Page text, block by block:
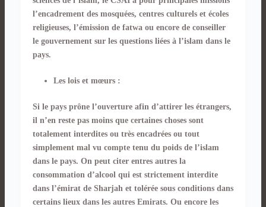
l’encadrement des mosquées, centres culturels et écoles
religieuses, l’émission de fatwa ou encore de conseiller
le gouvernement sur les questions liées à l’islam dans le
pays.
Les lois et mœurs :
Si le pays prône l’ouverture afin d’attirer les étrangers,
il n’en reste pas moins que certaines choses sont
totalement interdites ou très encadrées ou tout
simplement mal vu compte tenu du poids de l’islam
dans le pays. On peut citer entres autres la
consommation d’alcool qui est strictement interdite
dans l’émirat de Sharjah et tolérée sous conditions dans
certains lieux dans les autres Emirats. Ou encore les